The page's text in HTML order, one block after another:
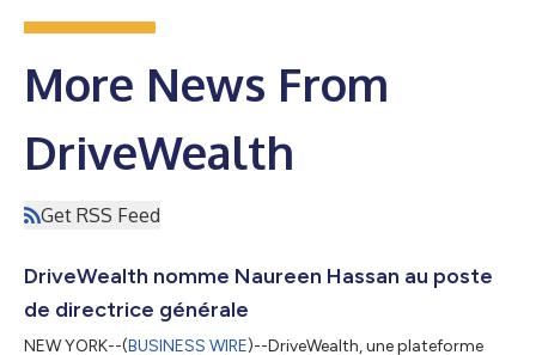
More News From
DriveWealth
Get RSS Feed
DriveWealth nomme Naureen Hassan au poste
de directrice générale
NEW YORK--(BUSINESS WIRE)--DriveWealth, une plateforme